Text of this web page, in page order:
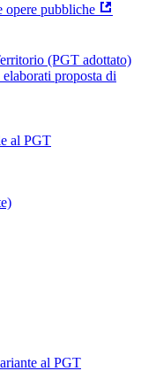
opere pubbliche
(PGT adottato)
proposta di
al PGT
al PGT